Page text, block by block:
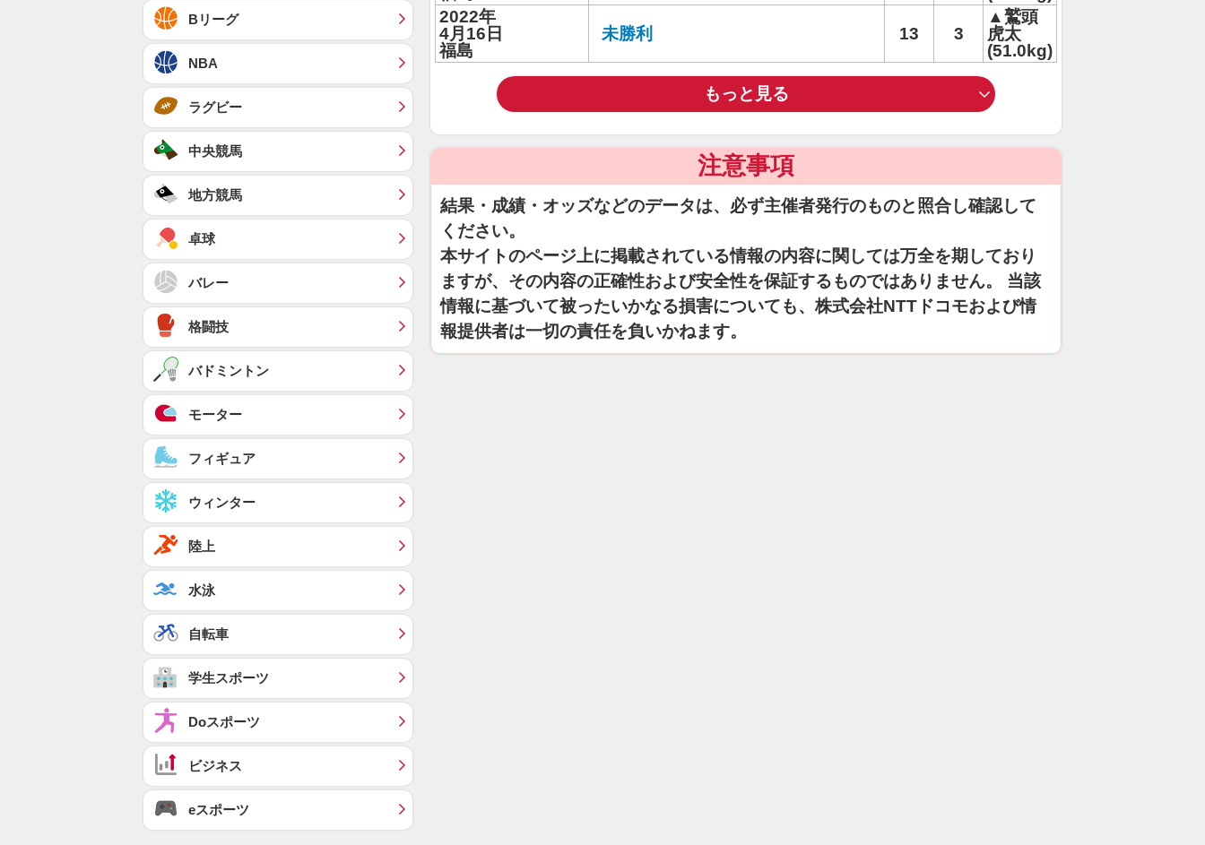
2022年
4月16日
福島
未勝利 13 3
▲鷲頭
虎太
(51.0kg)
もっと見る
注意事項
結果・成績・オッズなどのデータは、必ず主催者発行のものと照合し確認して
ください。
本サイトのページ上に掲載されている情報の内容に関しては万全を期しており
ますが、その内容の正確性および安全性を保証するものではありません。 当該
情報に基づいて被ったいかなる損害についても、株式会社NTTドコモおよび情
報提供者は一切の責任を負いかねます。
Bリーグ
NBA
ラグビー
中央競馬
地方競馬
卓球
バレー
格闘技
バドミントン
モーター
フィギュア
ウィンター
陸上
水泳
自転車
学生スポーツ
Doスポーツ
ビジネス
eスポーツ